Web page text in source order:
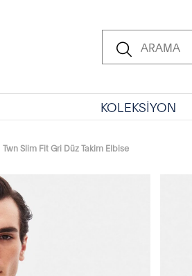
KOLEKSİYON
Twn Slim Fit Gri Düz Takim Elbise